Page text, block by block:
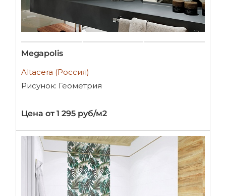
Megapolis
Altacera (Россия)
Рисунок: Геометрия
Цена от 1 295 руб/м2